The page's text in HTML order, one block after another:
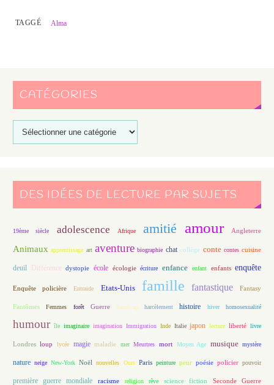
TAGGÉ Alma
CATÉGORIES
DES IDÉES DE LECTURE PAR SUJETS
19ème siècle adolescence Afrique amitié amour Angleterre
Animaux apprentissage art aventure biographie chat collège conte contes cuisine
deuil Différence dystopie école écologie écriture enfance enfant enfants enquête
Enquête policière Entraide Etats-Unis famille fantastique Fantasy
Fantômes Femmes forêt Guerre handicap harcèlement histoire hiver homosexualité
humour île imaginaire imagination Immigration Inde Italie japon lecture liberté livre
Londres loup lycée magie maladie mer Meurtres mort Moyen Age musique mystère
nature neige New-York Noël nouvelles Ours Paris peinture peur poésie policier pouvoir
première guerre mondiale racisme religion rêve science fiction Seconde Guerre